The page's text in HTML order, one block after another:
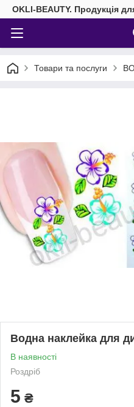
OKLI-BEAUTY. Продукція
Товари та послуги
Водна наклейка для
В наявності
Роздріб
5 ₴